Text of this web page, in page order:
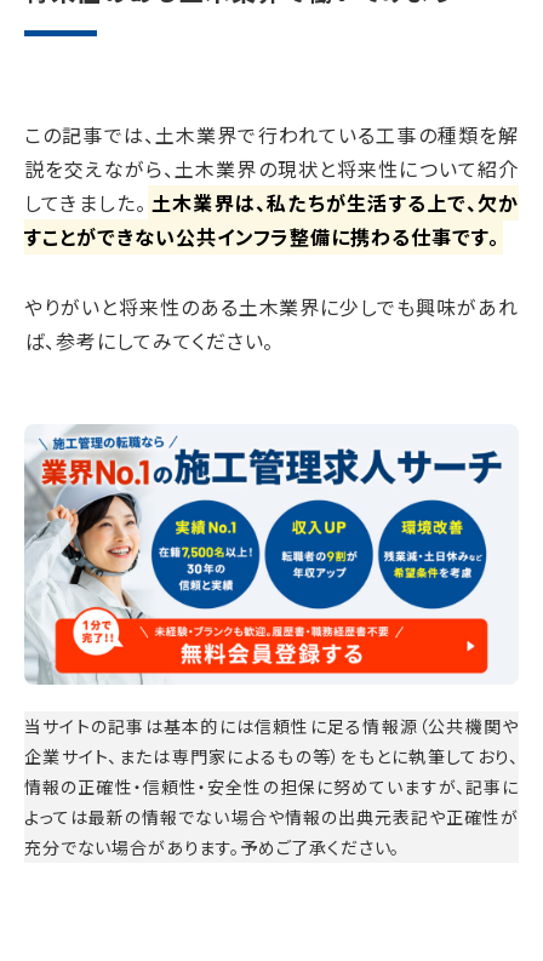
この記事では、土木業界で行われている工事の種類を解
説を交えながら、土木業界の現状と将来性について紹介
してきました。 土木業界は、私たちが生活する上で、欠か
すことができない公共インフラ整備に携わる仕事です。
やりがいと将来性のある土木業界に少しでも興味があれ
ば、参考にしてみてください。
当サイトの記事は基本的には信頼性に足る情報源（公共機関や
企業サイト、または専門家によるもの等）をもとに執筆しており、
情報の正確性・信頼性・安全性の担保に努めていますが、記事に
よっては最新の情報でない場合や情報の出典元表記や正確性が
充分でない場合があります。予めご了承ください。